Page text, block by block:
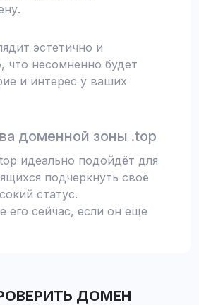
эстетично и
что несомненно будет
и интерес у ваших
доменной зоны .top
идеально подойдёт для
подчеркнуть своё
статус.
его сейчас, если он еще
ДОМЕН